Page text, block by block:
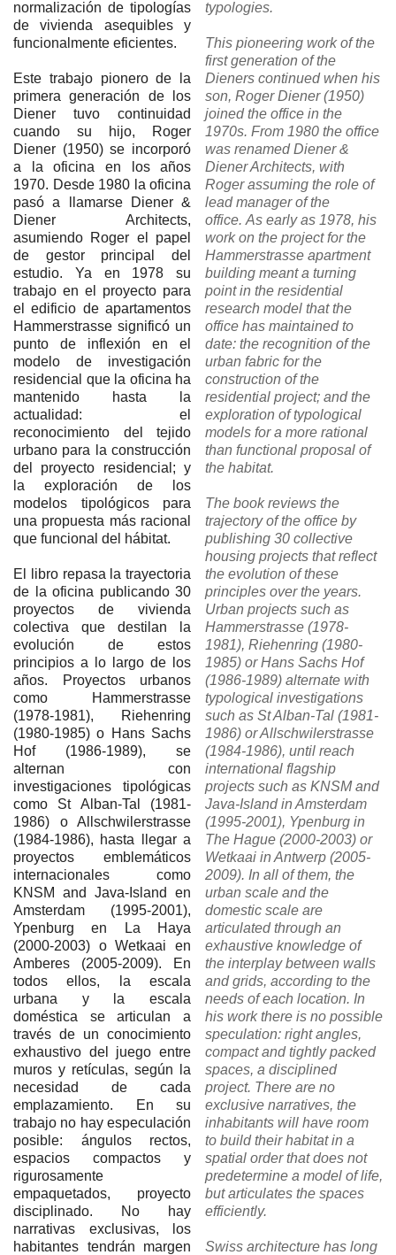
normalización de tipologías
de vivienda asequibles y
funcionalmente eficientes.
Este trabajo pionero de la
primera generación de los
Diener tuvo continuidad
cuando su hijo, Roger
Diener (1950) se incorporó
a la oficina en los años
1970. Desde 1980 la oficina
pasó a llamarse Diener &
Diener Architects,
asumiendo Roger el papel
de gestor principal del
estudio. Ya en 1978 su
trabajo en el proyecto para
el edificio de apartamentos
Hammerstrasse significó un
punto de inflexión en el
modelo de investigación
residencial que la oficina ha
mantenido hasta la
actualidad: el
reconocimiento del tejido
urbano para la construcción
del proyecto residencial; y
la exploración de los
modelos tipológicos para
una propuesta más racional
que funcional del hábitat.
El libro repasa la trayectoria
de la oficina publicando 30
proyectos de vivienda
colectiva que destilan la
evolución de estos
principios a lo largo de los
años. Proyectos urbanos
como Hammerstrasse
(1978-1981), Riehenring
(1980-1985) o Hans Sachs
Hof (1986-1989), se
alternan con
investigaciones tipológicas
como St Alban-Tal (1981-
1986) o Allschwilerstrasse
(1984-1986), hasta llegar a
proyectos emblemáticos
internacionales como
KNSM and Java-Island en
Amsterdam (1995-2001),
Ypenburg en La Haya
(2000-2003) o Wetkaai en
Amberes (2005-2009). En
todos ellos, la escala
urbana y la escala
doméstica se articulan a
través de un conocimiento
exhaustivo del juego entre
muros y retículas, según la
necesidad de cada
emplazamiento. En su
trabajo no hay especulación
posible: ángulos rectos,
espacios compactos y
rigurosamente
empaquetados, proyecto
disciplinado. No hay
narrativas exclusivas, los
habitantes tendrán margen
typologies.
This pioneering work of the
first generation of the
Dieners continued when his
son, Roger Diener (1950)
joined the office in the
1970s. From 1980 the office
was renamed Diener &
Diener Architects, with
Roger assuming the role of
lead manager of the
office. As early as 1978, his
work on the project for the
Hammerstrasse apartment
building meant a turning
point in the residential
research model that the
office has maintained to
date: the recognition of the
urban fabric for the
construction of the
residential project; and the
exploration of typological
models for a more rational
than functional proposal of
the habitat.
The book reviews the
trajectory of the office by
publishing 30 collective
housing projects that reflect
the evolution of these
principles over the years.
Urban projects such as
Hammerstrasse (1978-
1981), Riehenring (1980-
1985) or Hans Sachs Hof
(1986-1989) alternate with
typological investigations
such as St Alban-Tal (1981-
1986) or Allschwilerstrasse
(1984-1986), until reach
international flagship
projects such as KNSM and
Java-Island in Amsterdam
(1995-2001), Ypenburg in
The Hague (2000-2003) or
Wetkaai in Antwerp (2005-
2009). In all of them, the
urban scale and the
domestic scale are
articulated through an
exhaustive knowledge of
the interplay between walls
and grids, according to the
needs of each location. In
his work there is no possible
speculation: right angles,
compact and tightly packed
spaces, a disciplined
project. There are no
exclusive narratives, the
inhabitants will have room
to build their habitat in a
spatial order that does not
predetermine a model of life,
but articulates the spaces
efficiently.
Swiss architecture has long